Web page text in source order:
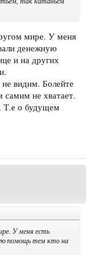
мире. У меня
денежную
и на других
видим. Болейте
самим не хватает.
о будущем
У меня есть
помощь тем кто на